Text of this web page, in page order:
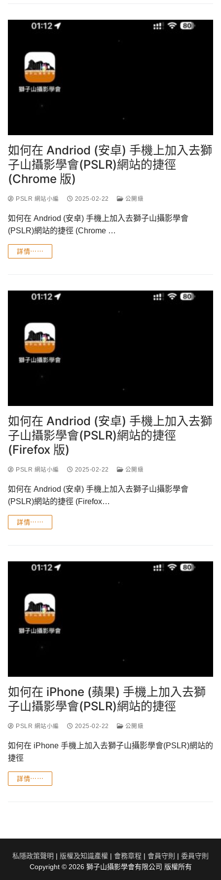
如何在 Andriod (安卓) 手機上加入去獅
子山攝影學會(PSLR)網站的捷徑
(Chrome 版)
PSLR 網站小編 2025-02-22 公開級
如何在 Andriod (安卓) 手機上加入去獅子山攝影學會
(PSLR)網站的捷徑 (Chrome …
詳情⋯⋯
如何在 Andriod (安卓) 手機上加入去獅
子山攝影學會(PSLR)網站的捷徑
(Firefox 版)
PSLR 網站小編 2025-02-22 公開級
如何在 Andriod (安卓) 手機上加入去獅子山攝影學會
(PSLR)網站的捷徑 (Firefox…
詳情⋯⋯
如何在 iPhone (蘋果) 手機上加入去獅
子山攝影學會(PSLR)網站的捷徑
PSLR 網站小編 2025-02-22 公開級
如何在 iPhone 手機上加入去獅子山攝影學會(PSLR)網站的
捷徑
詳情⋯⋯
私隱政策聲明 | 版權及知識產權 | 會務章程 | 會員守則 | 委員守則
Copyright © 2026 獅子山攝影學會有限公司 版權所有